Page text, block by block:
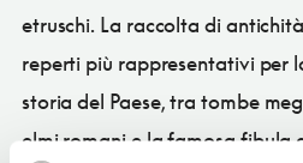
etruschi. La raccolta di
reperti più rappresentativi per
storia del Paese, tra tombe
elmi romani e la famosa fibula